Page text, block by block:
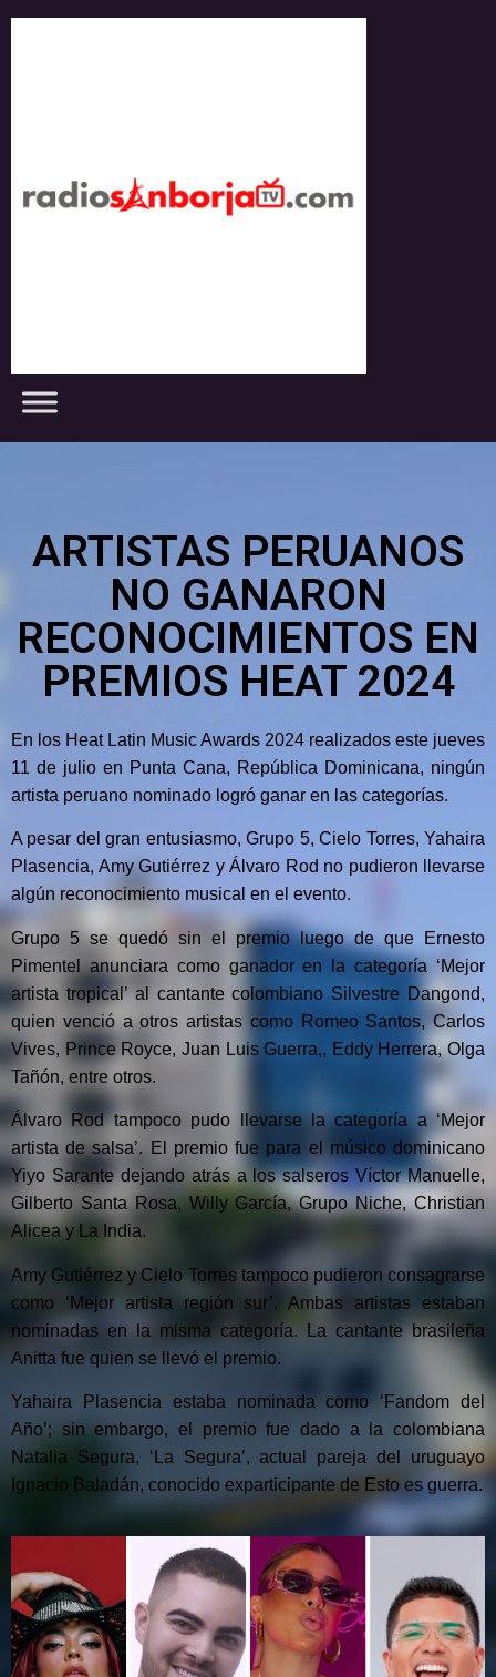
ARTISTAS PERUANOS
NO GANARON
RECONOCIMIENTOS EN
PREMIOS HEAT 2024
En los Heat Latin Music Awards 2024 realizados este jueves
11 de julio en Punta Cana, República Dominicana, ningún
artista peruano nominado logró ganar en las categorías.
A pesar del gran entusiasmo, Grupo 5, Cielo Torres, Yahaira
Plasencia, Amy Gutiérrez y Álvaro Rod no pudieron llevarse
algún reconocimiento musical en el evento.
Grupo 5 se quedó sin el premio luego de que Ernesto
Pimentel anunciara como ganador en la categoría ‘Mejor
artista tropical’ al cantante colombiano Silvestre Dangond,
quien venció a otros artistas como Romeo Santos, Carlos
Vives, Prince Royce, Juan Luis Guerra,, Eddy Herrera, Olga
Tañón, entre otros.
Álvaro Rod tampoco pudo llevarse la categoría a ‘Mejor
artista de salsa’. El premio fue para el músico dominicano
Yiyo Sarante dejando atrás a los salseros Víctor Manuelle,
Gilberto Santa Rosa, Willy García, Grupo Niche, Christian
Alicea y La India.
Amy Gutiérrez y Cielo Torres tampoco pudieron consagrarse
como ‘Mejor artista región sur’. Ambas artistas estaban
nominadas en la misma categoría. La cantante brasileña
Anitta fue quien se llevó el premio.
Yahaira Plasencia estaba nominada como ‘Fandom del
Año’; sin embargo, el premio fue dado a la colombiana
Natalia Segura, ‘La Segura’, actual pareja del uruguayo
Ignacio Baladán, conocido exparticipante de Esto es guerra.